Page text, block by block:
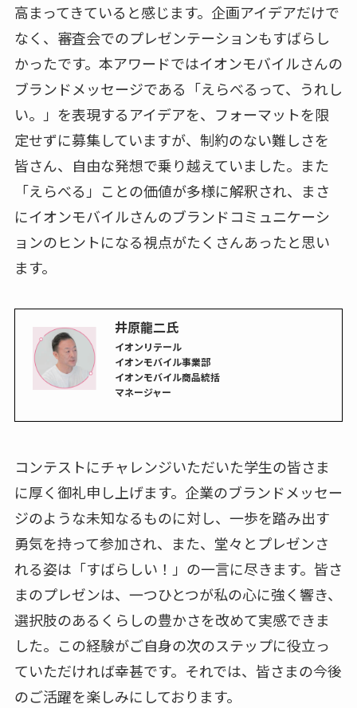
高まってきていると感じます。企画アイデアだけで
なく、審査会でのプレゼンテーションもすばらし
かったです。本アワードではイオンモバイルさんの
ブランドメッセージである「えらべるって、うれし
い。」を表現するアイデアを、フォーマットを限
定せずに募集していますが、制約のない難しさを
皆さん、自由な発想で乗り越えていました。また
「えらべる」ことの価値が多様に解釈され、まさ
にイオンモバイルさんのブランドコミュニケーシ
ョンのヒントになる視点がたくさんあったと思い
ます。
井原龍二氏
イオンリテール
イオンモバイル事業部
イオンモバイル商品統括
マネージャー
コンテストにチャレンジいただいた学生の皆さま
に厚く御礼申し上げます。企業のブランドメッセー
ジのような未知なるものに対し、一歩を踏み出す
勇気を持って参加され、また、堂々とプレゼンさ
れる姿は「すばらしい！」の一言に尽きます。皆さ
まのプレゼンは、一つひとつが私の心に強く響き、
選択肢のあるくらしの豊かさを改めて実感できま
した。この経験がご自身の次のステップに役立っ
ていただければ幸甚です。それでは、皆さまの今後
のご活躍を楽しみにしております。